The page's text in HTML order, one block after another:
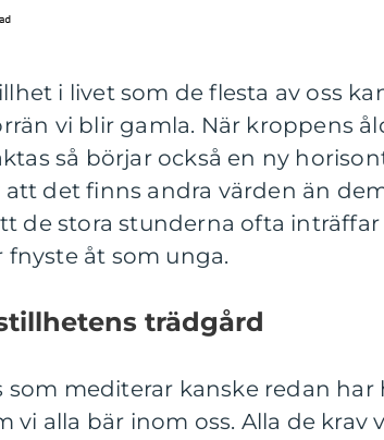
i livet som de flesta av oss
vi blir gamla. När kroppens
så börjar också en ny
att det finns andra värden än
de stora stunderna ofta
åt som unga.
trädgård
som mediterar kanske redan
vi alla bär inom oss. Alla de krav